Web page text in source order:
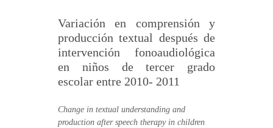
Variación en comprensión y
producción textual después de
intervención fonoaudiológica
en niños de tercer grado
escolar entre 2010- 2011
Change in textual understanding and
production after speech therapy in children